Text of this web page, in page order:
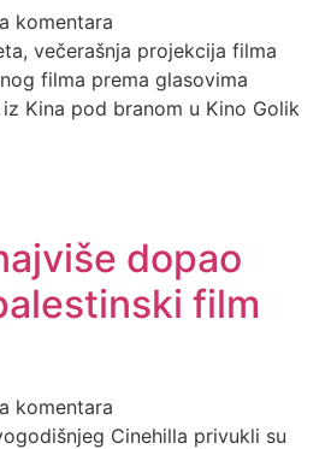
komentara
večerašnja projekcija filma
filma prema glasovima
Kina pod branom u Kino Golik
dopao
film
komentara
Cinehilla privukli su